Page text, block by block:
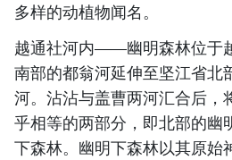
多样的动植物闻名。
越通社河内——幽明森林位于
南部的都翁河延伸至坚江省北
河。沾沾与盖曹两河汇合后，
乎相等的两部分，即北部的幽
下森林。幽明下森林以其原始